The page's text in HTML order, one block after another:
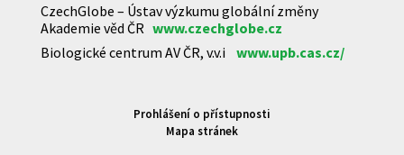
CzechGlobe – Ústav výzkumu globální změny
Akademie věd ČR www.czechglobe.cz
Biologické centrum AV ČR, v.v.i www.upb.cas.cz/
Prohlášení o přístupnosti
Mapa stránek